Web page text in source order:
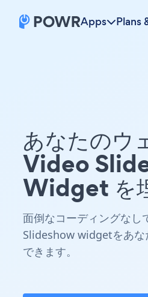
Apps Plans
あなたのウ
Video
Widget を
面倒なコーディングな
Slideshow widgetをあな
できます。